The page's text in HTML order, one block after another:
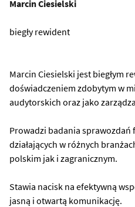
Marcin Ciesielski
biegły rewident
Marcin Ciesielski jest biegłym
doświadczeniem zdobytym w
audytorskich oraz jako
Prowadzi badania
działających w różnych
polskim jak i zagranicznym.
Stawia nacisk na efektywną
jasną i otwartą komunikację.